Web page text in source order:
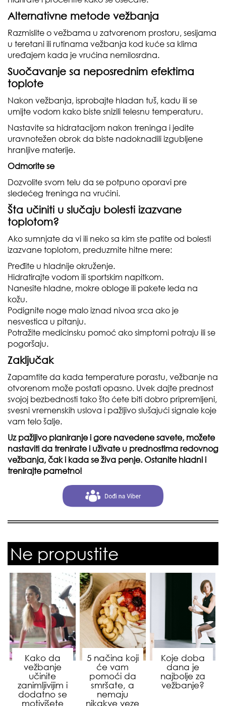
Alternativne metode vežbanja
Razmislite o vežbama u zatvorenom prostoru, sesijama
u teretani ili rutinama vežbanja kod kuće sa klima
uređajem kada je vrućina nemilosrdna.
Suočavanje sa neposrednim efektima
toplote
Nakon vežbanja, isprobajte hladan tuš, kadu ili se
umijte vodom kako biste snizili telesnu temperaturu.
Nastavite sa hidratacijom nakon treninga i jedite
uravnotežen obrok da biste nadoknadili izgubljene
hranljive materije.
Odmorite se
Dozvolite svom telu da se potpuno oporavi pre
sledećeg treninga na vrućini.
Šta učiniti u slučaju bolesti izazvane
toplotom?
Ako sumnjate da vi ili neko sa kim ste patite od bolesti
izazvane toplotom, preduzmite hitne mere:
Pređite u hladnije okruženje.
Hidratirajte vodom ili sportskim napitkom.
Nanesite hladne, mokre obloge ili pakete leda na
kožu.
Podignite noge malo iznad nivoa srca ako je
nesvestica u pitanju.
Potražite medicinsku pomoć ako simptomi potraju ili se
pogoršaju.
Zaključak
Zapamtite da kada temperature porastu, vežbanje na
otvorenom može postati opasno. Uvek dajte prednost
svojoj bezbednosti tako što ćete biti dobro pripremljeni,
svesni vremenskih uslova i pažljivo slušajući signale koje
vam telo šalje.
Uz pažljivo planiranje i gore navedene savete, možete
nastaviti da trenirate i uživate u prednostima redovnog
vežbanja, čak i kada se živa penje. Ostanite hladni i
trenirajte pametno!
Ne propustite
Kako da
vežbanje
učinite
zanimljivijim i
dodatno se
motivišete
5 načina koji
će vam
pomoći da
smršate, a
nemaju
nikakve veze
Koje doba
dana je
najbolje za
vežbanje?